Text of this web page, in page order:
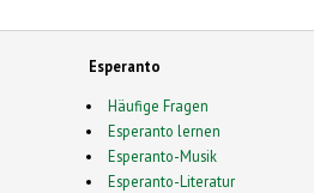
Esperanto
Häufige Fragen
Esperanto lernen
Esperanto-Musik
Esperanto-Literatur